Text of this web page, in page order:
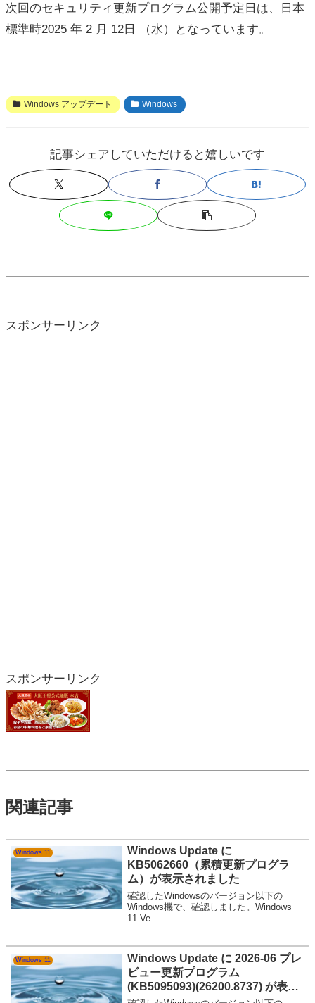
次回のセキュリティ更新プログラム公開予定日は、日本
標準時2025 年 2 月 12日 （水）となっています。
Windows アップデート Windows
記事シェアしていただけると嬉しいです
スポンサーリンク
スポンサーリンク
関連記事
Windows 11
Windows Update に
KB5062660（累積更新プログラ
ム）が表示されました
確認したWindowsのバージョン以下の
Windows機で、確認しました。Windows
11 Ve...
Windows 11
Windows Update に 2026-06 プレ
ビュー更新プログラム
(KB5095093)(26200.8737) が表示
されました